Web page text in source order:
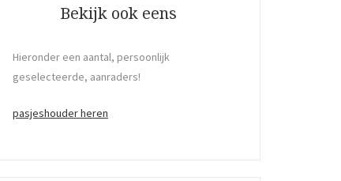
Bekijk ook eens
Hieronder een aantal, persoonlijk
geselecteerde, aanraders!
pasjeshouder heren